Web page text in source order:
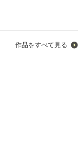
作品をすべて見る